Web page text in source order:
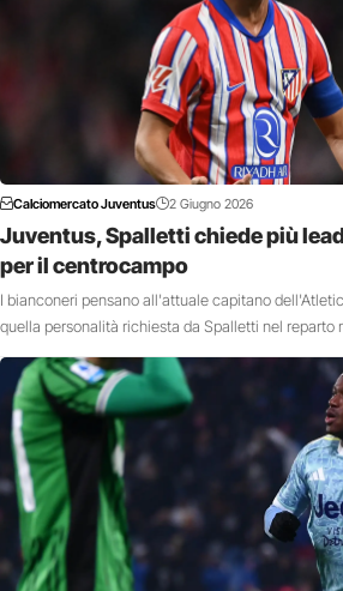
Calciomercato Juventus 2 Giugno 2026
Juventus, Spalletti chiede più
per il centrocampo
I bianconeri pensano all'attuale capitano
quella personalità richiesta da Spalletti nel reparto